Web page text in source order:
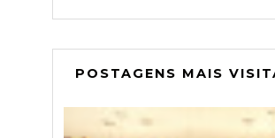
POSTAGENS MAIS